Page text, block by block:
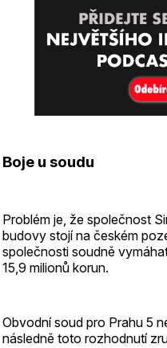
Boje u soudu
Problém je, že společnost
budovy stojí na českém
společnosti soudně
15,9 milionů korun.
Obvodní soud pro Prahu 5
následně toto rozhodnutí